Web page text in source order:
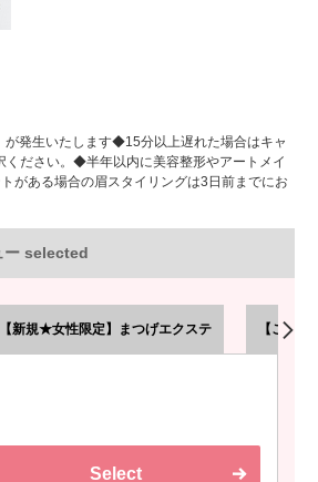
発生いたします◆15分以上遅れた場合はキャ
ださい。◆半年以内に美容整形やアートメイ
がある場合の眉スタイリングは3日前までにお
ー selected
【新規★女性限定】まつげエクステ 【ご新
Select